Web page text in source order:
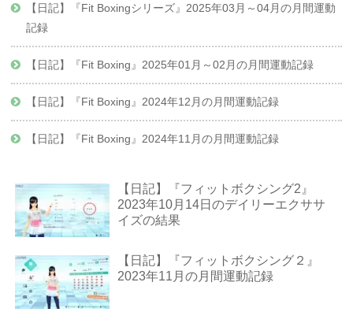
【日記】『Fit Boxingシリーズ』2025年03月～04月の月間運動
記録
【日記】『Fit Boxing』2025年01月～02月の月間運動記録
【日記】『Fit Boxing』2024年12月の月間運動記録
【日記】『Fit Boxing』2024年11月の月間運動記録
【日記】『フィットボクシング2』
2023年10月14日のデイリーエクササ
イズの結果
【日記】『フィットボクシング２』
2023年11月の月間運動記録